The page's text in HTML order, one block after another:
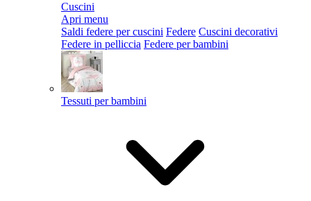
Cuscini
Apri menu
Saldi federe per cuscini Federe Cuscini decorativi
Federe in pelliccia Federe per bambini
Tessuti per bambini